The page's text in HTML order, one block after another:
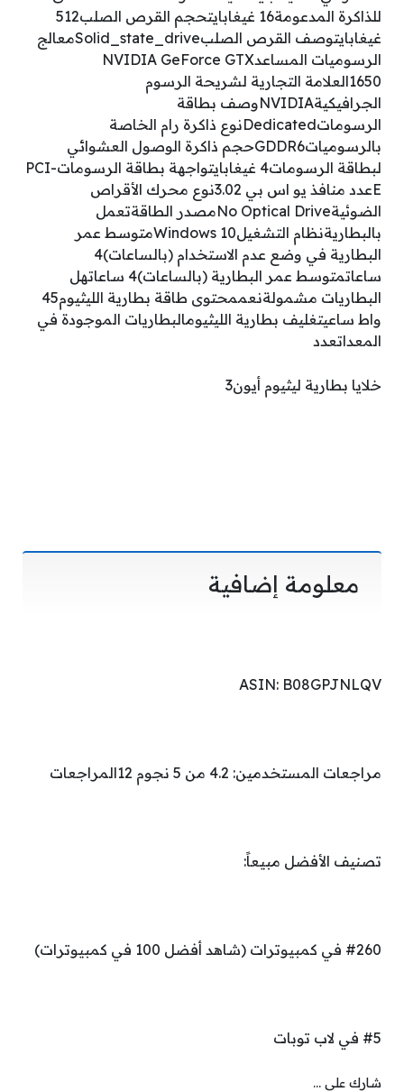
للذاكرة المدعومة‎16 غيغابايتحجم القرص الصلب‎512
غيغابايتوصف القرص الصلب‎Solid_state_driveمعالج
الرسوميات المساعد‎NVIDIA GeForce GTX
1650العلامة التجارية لشريحة الرسوم
الجرافيكية‎NVIDIAوصف بطاقة
الرسومات‎Dedicatedنوع ذاكرة رام الخاصة
بالرسوميات‎GDDR6حجم ذاكرة الوصول العشوائي
لبطاقة الرسومات‎4 غيغابايتواجهة بطاقة الرسومات‎PCI-
Eعدد منافذ يو اس بي 3.0‎2نوع محرك الأقراص
الضوئية‎No Optical Driveمصدر الطاقة‎تعمل
بالبطاريةنظام التشغيل‎Windows 10متوسط عمر
البطارية في وضع عدم الاستخدام (بالساعات)‎4
ساعاتمتوسط عمر البطارية (بالساعات)‎4 ساعاتهل
البطاريات مشمولة‎نعممحتوى طاقة بطارية الليثيوم‎45
واط ساعيتغليف بطارية الليثيوم‎البطاريات الموجودة في
المعداتعدد
خلايا بطارية ليثيوم أيون‎3
معلومة إضافية
ASIN: B08GPJNLQV
مراجعات المستخدمين: 4.2 من 5 نجوم 12المراجعات
تصنيف الأفضل مبيعاً:
#260 في كمبيوترات (شاهد أفضل 100 في كمبيوترات)
#5 في لاب توبات
شارك على ...